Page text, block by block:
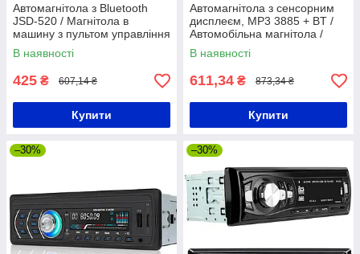
Автомагнітола з Bluetooth
JSD-520 / Магнітола в
машину з пультом управління
/ Магнітофон в авто
В наявності
425 ₴ 607,14 ₴
Купити
Автомагнітола з сенсорним
дисплеєм, MP3 3885 + BT /
Автомобільна магнітола /
Магнітола в машину
В наявності
611,34 ₴ 873,34 ₴
Купити
–30% –30%